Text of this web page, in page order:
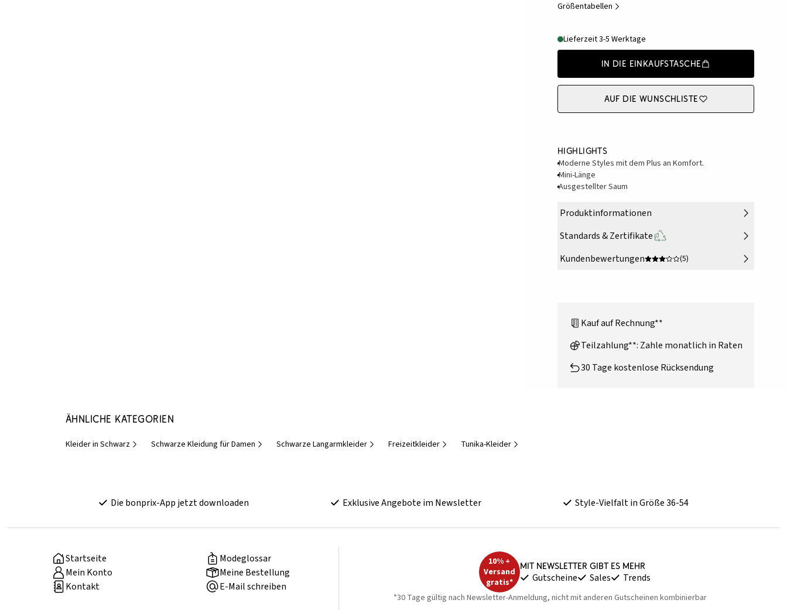
Größentabellen
Lieferzeit 3-5 Werktage
In die Einkaufstasche
Auf die Wunschliste
Highlights
Moderne Styles mit dem Plus an Komfort.
Mini-Länge
Ausgestellter Saum
Produktinformationen
Standards & Zertifikate
Kundenbewertungen
(5)
Kauf auf Rechnung**
Teilzahlung**: Zahle monatlich in Raten
30 Tage kostenlose Rücksendung
Ähnliche Kategorien
Kleider in Schwarz Schwarze Kleidung für Damen Schwarze Langarmkleider Freizeitkleider Tunika-Kleider
Die bonprix-App jetzt downloaden Exklusive Angebote im Newsletter Style-Vielfalt in Größe 36-54
Startseite
Modeglossar
Mein Konto
Meine Bestellung
Kontakt
E-Mail schreiben
10% +
Versand
gratis*
Mit Newsletter gibt es mehr
Gutscheine Sales Trends
*30 Tage gültig nach Newsletter-Anmeldung, nicht mit anderen Gutscheinen kombinierbar